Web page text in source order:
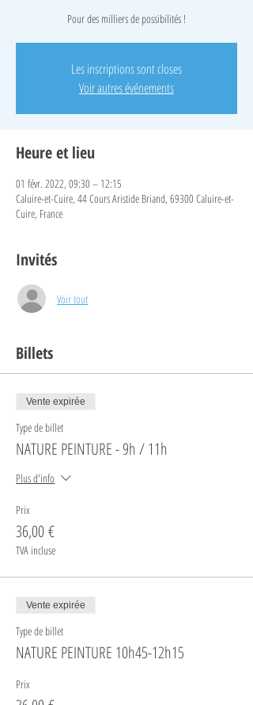
Pour des milliers de possibilités !
Les inscriptions sont closes
Voir autres événements
Heure et lieu
01 févr. 2022, 09:30 – 12:15
Caluire-et-Cuire, 44 Cours Aristide Briand, 69300 Caluire-et-
Cuire, France
Invités
Voir tout
Billets
Vente expirée
Type de billet
NATURE PEINTURE - 9h / 11h
Plus d'info
Prix
36,00 €
TVA incluse
Vente expirée
Type de billet
NATURE PEINTURE 10h45-12h15
Prix